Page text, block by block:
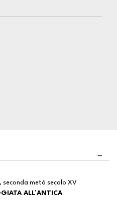
seconda metà secolo XV
ALL’ANTICA